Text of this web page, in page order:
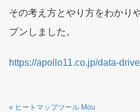
その考え方とやり方をわかり
プンしました。
https://apollo11.co.jp/data-
« ヒートマップツール Mou